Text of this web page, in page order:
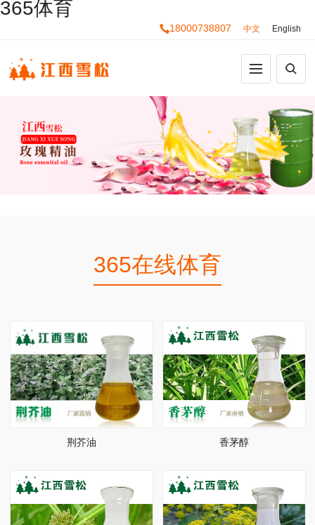
365体育
18000738807 中文 English
365在线体育
荆芥油 香茅醇